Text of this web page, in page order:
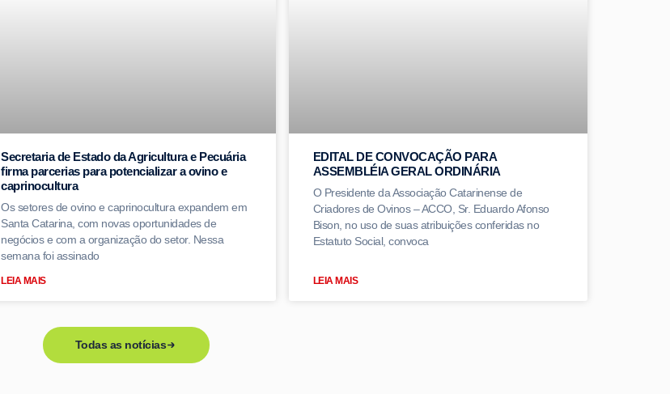
Secretaria de Estado da Agricultura e Pecuária
firma parcerias para potencializar a ovino e
caprinocultura
Os setores de ovino e caprinocultura expandem em
Santa Catarina, com novas oportunidades de
negócios e com a organização do setor. Nessa
semana foi assinado
LEIA MAIS
EDITAL DE CONVOCAÇÃO PARA
ASSEMBLÉIA GERAL ORDINÁRIA
O Presidente da Associação Catarinense de
Criadores de Ovinos – ACCO, Sr. Eduardo Afonso
Bison, no uso de suas atribuições conferidas no
Estatuto Social, convoca
LEIA MAIS
Todas as notícias